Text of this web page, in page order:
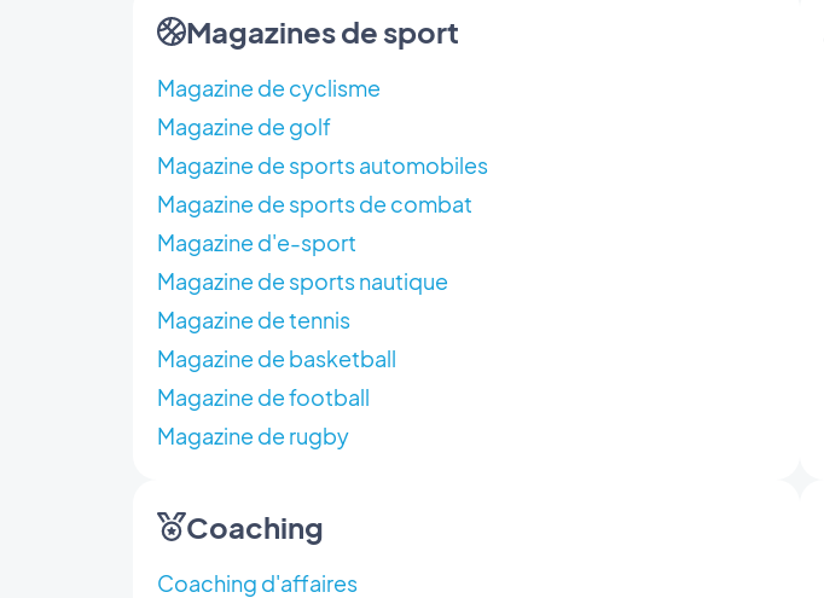
Magazines de sport
Magazine de cyclisme
Magazine de golf
Magazine de sports automobiles
Magazine de sports de combat
Magazine d'e-sport
Magazine de sports nautique
Magazine de tennis
Magazine de basketball
Magazine de football
Magazine de rugby
Coaching
Coaching d'affaires